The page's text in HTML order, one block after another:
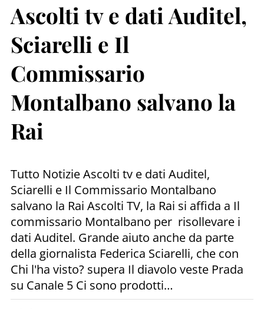
Ascolti tv e dati Auditel,
Sciarelli e Il
Commissario
Montalbano salvano la
Rai
Tutto Notizie Ascolti tv e dati Auditel,
Sciarelli e Il Commissario Montalbano
salvano la Rai Ascolti TV, la Rai si affida a Il
commissario Montalbano per risollevare i
dati Auditel. Grande aiuto anche da parte
della giornalista Federica Sciarelli, che con
Chi l'ha visto? supera Il diavolo veste Prada
su Canale 5 Ci sono prodotti…